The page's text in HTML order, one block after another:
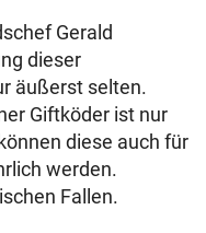
Gerald
dieser
äußerst selten.
Giftköder ist nur
diese auch für
werden.
Fallen.